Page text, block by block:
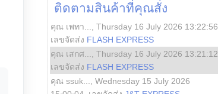
ติดตามสินค้าที่คุณสั่ง
คุณ เพทา... Thursday 16 July 2026 13:22:56
เลขจัดส่ง FLASH EXPRESS
คุณ เสกศ...
Thursday 16 July 2026 13:21:12
เลขจัดส่ง FLASH EXPRESS
คุณ ssuk...
Wednesday 15 July 2026